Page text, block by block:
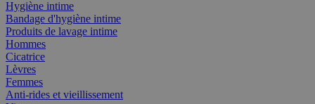
Hygiène intime
Bandage d'hygiène intime
Produits de lavage intime
Hommes
Cicatrice
Lèvres
Femmes
Anti-rides et vieillissement